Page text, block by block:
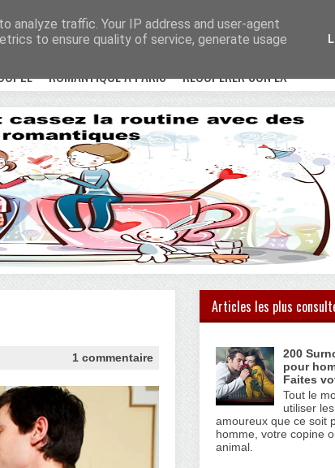
ROMANTIQUE À PARIS RÉCUPÉRER SON EX
1 commentaire
Articles les plus
200
pour
Faites
Tout le
utiliser
amoureux que ce soit
homme, votre copine
animal.
analyze traffic. Your IP address and user-agent
to ensure quality of service, generate usage